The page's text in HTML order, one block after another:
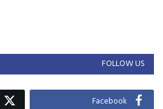
FOLLOW US
Facebook